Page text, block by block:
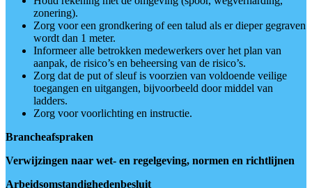
zonering).
Zorg voor een grondkering of een talud als er dieper gegraven
wordt dan 1 meter.
Informeer alle betrokken medewerkers over het plan van
aanpak, de risico’s en beheersing van de risico’s.
Zorg dat de put of sleuf is voorzien van voldoende veilige
toegangen en uitgangen, bijvoorbeeld door middel van
ladders.
Zorg voor voorlichting en instructie.
Brancheafspraken
Verwijzingen naar wet- en regelgeving, normen en richtlijnen
Arbeidsomstandighedenbesluit